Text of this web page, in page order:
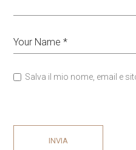
Salva il mio nome, email e
INVIA